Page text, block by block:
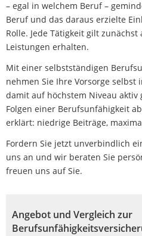
– egal in welchem Beruf –
Beruf und das daraus erzielte
Rolle. Jede Tätigkeit gilt
Leistungen erhalten.
Mit einer selbstständigen
nehmen Sie Ihre Vorsorge selbst
damit auf höchstem Niveau
Folgen einer Berufsunfähigkeit
erklärt: niedrige Beiträge,
Fordern Sie jetzt unverbindlich
uns an und wir beraten Sie
freuen uns auf Sie.
Angebot und Vergleich zur